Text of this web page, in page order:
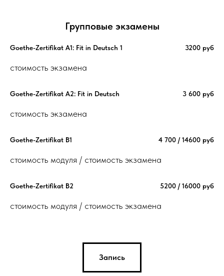
Групповые экзамены
Goethe-Zertifikat A1: Fit in Deutsch 1 3200 руб
стоимость экзамена
Goethe-Zertifikat A2: Fit in Deutsch 3 600 руб
стоимость экзамена
Goethe-Zertifikat B1 4 700 / 14600 руб
стоимость модуля / стоимость экзамена
Goethe-Zertifikat B2 5200 / 16000 руб
стоимость модуля / стоимость экзамена
Запись